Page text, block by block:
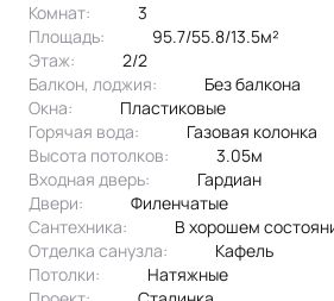
Комнат:
3
Площадь:
95.7/55.8/13.5м²
Этаж:
2/2
Балкон, лоджия:
без балкона
Окна:
пластиковые
Горячая вода:
Газовая колонка
Высота потолков:
3.05м
Входная дверь:
Гардиан
Двери:
филенчатые
Сантехника:
в хорошем
Отделка санузла:
кафель
Потолки:
натяжные